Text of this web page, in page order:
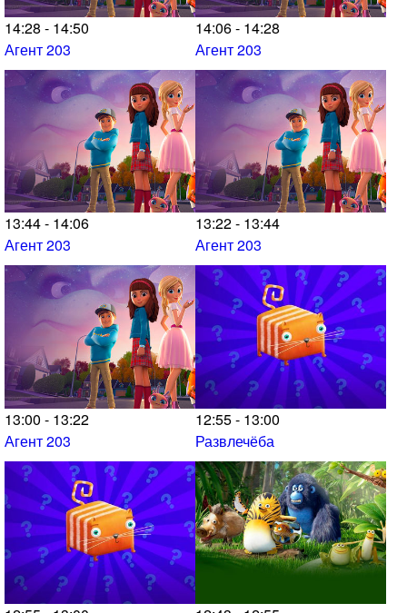
14:28 - 14:50
Агент 203
14:06 - 14:28
Агент 203
13:44 - 14:06
Агент 203
13:22 - 13:44
Агент 203
13:00 - 13:22
Агент 203
12:55 - 13:00
Развлечёба